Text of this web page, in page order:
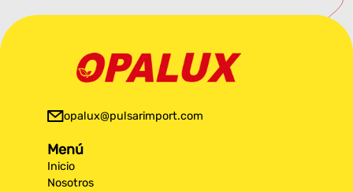
opalux@pulsarimport.com
Menú
Inicio
Nosotros